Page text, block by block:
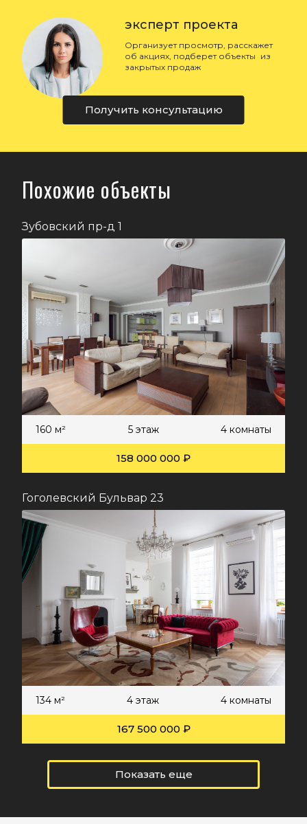
эксперт проекта
Организует просмотр, расскажет
об акциях, подберет объекты из
закрытых продаж
Получить консультацию
Похожие объекты
Зубовский пр-д 1
160 м² 5 этаж 4 комнаты
158 000 000 ₽
Гоголевский Бульвар 23
134 м² 4 этаж 4 комнаты
167 500 000 ₽
Показать еще